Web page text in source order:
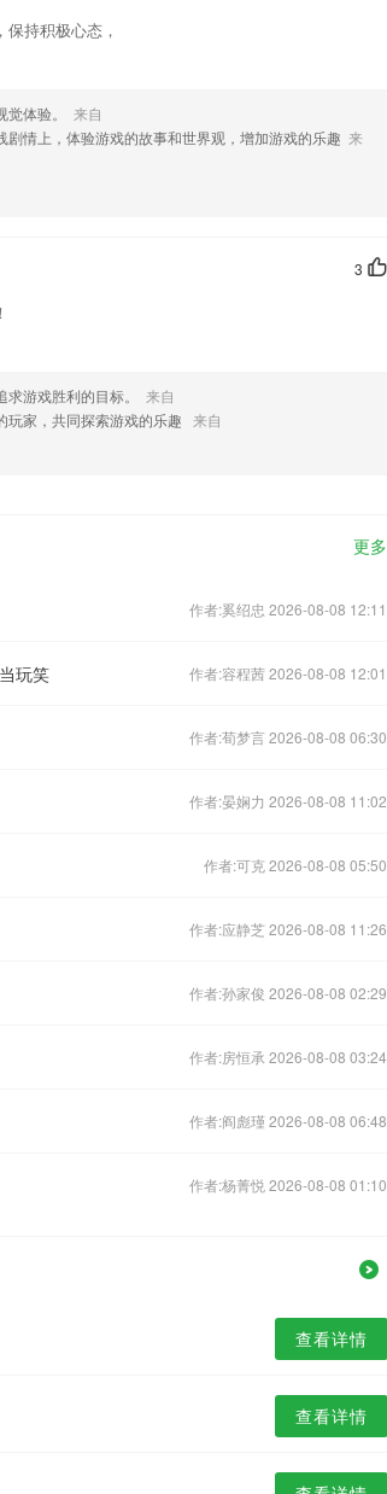
持积极心态，
体验。
来自
剧情上，体验游戏的故事和世界观，增加游戏的乐趣 来
3
游戏胜利的目标。
来自
玩家，共同探索游戏的乐趣 来自
更多
作者:奚绍忠 2026-08-08 12:11
玩笑 作者:容程茜 2026-08-08 12:01
作者:荀梦言 2026-08-08 06:30
作者:晏娴力 2026-08-08 11:02
作者:可克 2026-08-08 05:50
作者:应静芝 2026-08-08 11:26
作者:孙家俊 2026-08-08 02:29
作者:房恒承 2026-08-08 03:24
作者:阎彪瑾 2026-08-08 06:48
作者:杨菁悦 2026-08-08 01:10
查看详情
查看详情